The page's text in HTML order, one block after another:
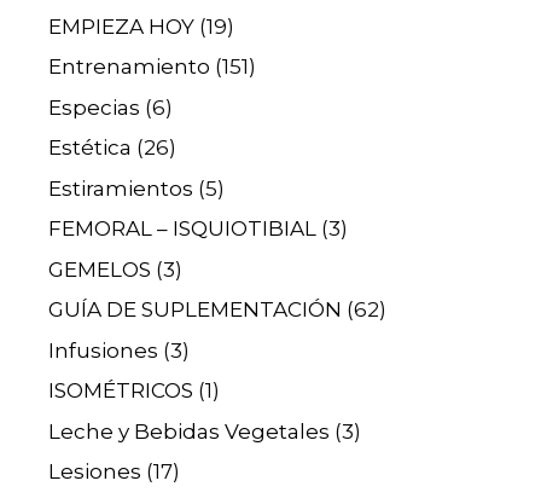
EMPIEZA HOY (19)
Entrenamiento (151)
Especias (6)
Estética (26)
Estiramientos (5)
FEMORAL – ISQUIOTIBIAL (3)
GEMELOS (3)
GUÍA DE SUPLEMENTACIÓN (62)
Infusiones (3)
ISOMÉTRICOS (1)
Leche y Bebidas Vegetales (3)
Lesiones (17)